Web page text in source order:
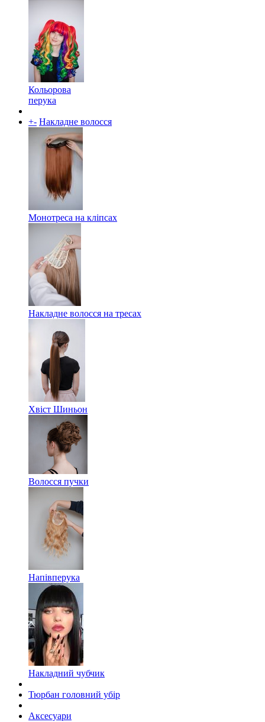
Кольорова
перука
+- Накладне волосся
Монотреса на кліпсах
Накладне волосся на тресах
Хвіст Шиньон
Волосся пучки
Напівперука
Накладний чубчик
Тюрбан головний убір
Аксесуари